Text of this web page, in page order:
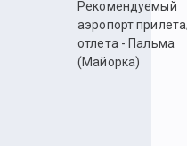
Рекомендуемый
аэропорт
отлета - Пальма
(Майорка)